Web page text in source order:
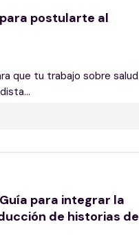
postularte al
que tu trabajo sobre salud
para integrar la
de historias de